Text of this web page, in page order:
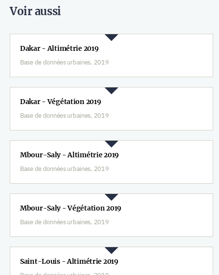
Voir aussi
Dakar - Altimétrie 2019
Base de données urbaines, 2019
Dakar - Végétation 2019
Base de données urbaines, 2019
Mbour-Saly - Altimétrie 2019
Base de données urbaines, 2019
Mbour-Saly - Végétation 2019
Base de données urbaines, 2019
Saint-Louis - Altimétrie 2019